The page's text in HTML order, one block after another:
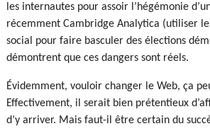
les internautes pour assoir l’hégémonie
récemment Cambridge Analytica (utiliser
social pour faire basculer des élections
démontrent que ces dangers sont réels.
Évidemment, vouloir changer le Web, ça
Effectivement, il serait bien prétentieux
d’y arriver. Mais faut-il être certain du